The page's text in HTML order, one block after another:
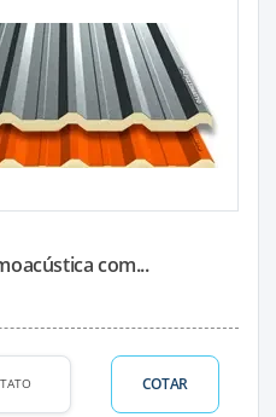
com...
COTAR